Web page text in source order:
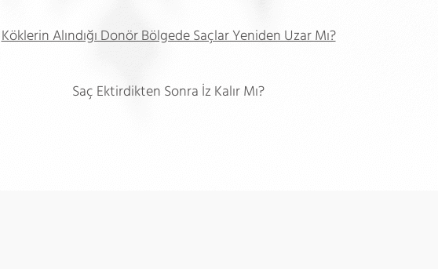
Köklerin Alındığı Donör Bölgede Saçlar Yeniden Uzar Mı?
Saç Ektirdikten Sonra İz Kalır Mı?